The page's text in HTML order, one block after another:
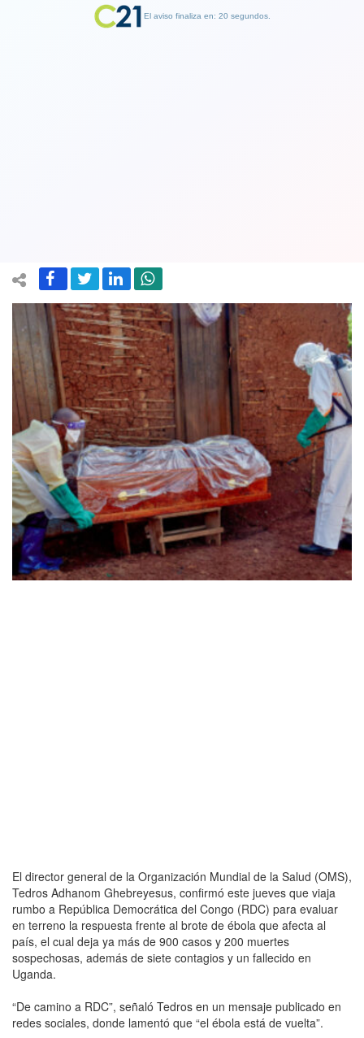
El director general de la Organización Mundial de la Salud (OMS),
Tedros Adhanom Ghebreyesus, confirmó este jueves que viaja
rumbo a República Democrática del Congo (RDC) para evaluar
en terreno la respuesta frente al brote de ébola que afecta al
país, el cual deja ya más de 900 casos y 200 muertes
sospechosas, además de siete contagios y un fallecido en
Uganda.
“De camino a RDC”, señaló Tedros en un mensaje publicado en
redes sociales, donde lamentó que “el ébola está de vuelta”.
El aviso finaliza en: 19 segundos.